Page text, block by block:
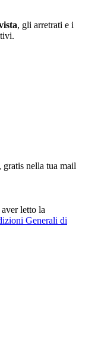
, gli arretrati e i
nella tua mail
letto la
Generali di